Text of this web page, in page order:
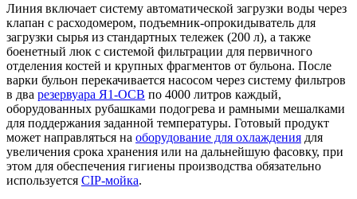
Линия включает систему автоматической загрузки воды через
клапан с расходомером, подъемник-опрокидыватель для
загрузки сырья из стандартных тележек (200 л), а также
боенетный люк с системой фильтрации для первичного
отделения костей и крупных фрагментов от бульона. После
варки бульон перекачивается насосом через систему фильтров
в два резервуара Я1-ОСВ по 4000 литров каждый,
оборудованных рубашками подогрева и рамными мешалками
для поддержания заданной температуры. Готовый продукт
может направляться на оборудование для охлаждения для
увеличения срока хранения или на дальнейшую фасовку, при
этом для обеспечения гигиены производства обязательно
используется CIP-мойка.